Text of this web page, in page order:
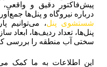
پیش‌فاکتور دقیق و
درباره نیروگاه و پنل‌ها
شستشوی پنل، می‌توانیم
پنل‌ها، تعداد ردیف‌ها، ابعاد
سختی آب منطقه را بررسی
این اطلاعات به ما کمک